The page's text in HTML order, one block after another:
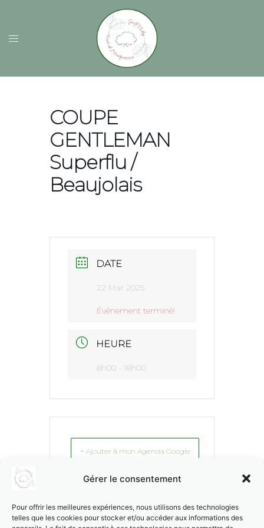
Gérer le consentement
Pour offrir les meilleures expériences, nous utilisons des technologies
telles que les cookies pour stocker et/ou accéder aux informations des
COUPE
GENTLEMAN
Superflu /
Beaujolais
DATE
22 Mar 2025
Événement terminé!
HEURE
8h00 - 18h00
+ Ajouter à mon Agenda Google